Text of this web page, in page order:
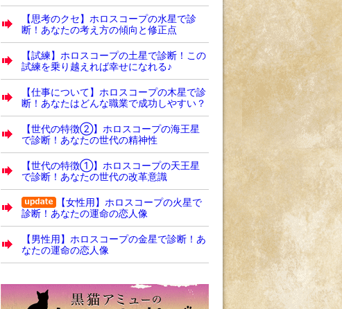
【思考のクセ】ホロスコープの水星で診
断！あなたの考え方の傾向と修正点
【試練】ホロスコープの土星で診断！この
試練を乗り越えれば幸せになれる♪
【仕事について】ホロスコープの木星で診
断！あなたはどんな職業で成功しやすい？
【世代の特徴②】ホロスコープの海王星
で診断！あなたの世代の精神性
【世代の特徴①】ホロスコープの天王星
で診断！あなたの世代の改革意識
【女性用】ホロスコープの火星で
診断！あなたの運命の恋人像
【男性用】ホロスコープの金星で診断！あ
なたの運命の恋人像